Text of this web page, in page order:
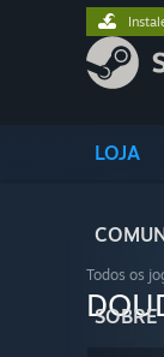
LOJA
SOBRE
Todos os